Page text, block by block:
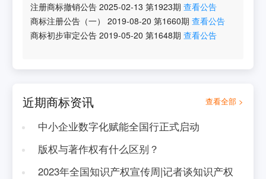
注册商标撤销公告 2025-02-13 第1923期 查看公告
商标注册公告（一）
2019-08-20 第1660期 查看公告
商标初步审定公告 2019-05-20 第1648期 查看公告
近期商标资讯 查看全部 >
中小企业数字化赋能全国行正式启动
版权与著作权有什么区别？
2023年全国知识产权宣传周|记者谈知识产权